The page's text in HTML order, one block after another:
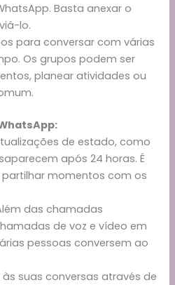
Basta anexar o
lo.
para conversar com várias
Os grupos podem ser
planear atividades ou
de estado, como
após 24 horas. É
momentos com os
das chamadas
de voz e vídeo em
pessoas conversem ao
suas conversas através de